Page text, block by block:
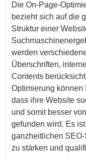
Die On-Page-
bezieht sich auf die
Struktur einer
werden
Überschriften,
Contents
Optimierung können
dass ihre Website
und somit besser
gefunden wird. Es
ganzheitlichen
zu stärken und